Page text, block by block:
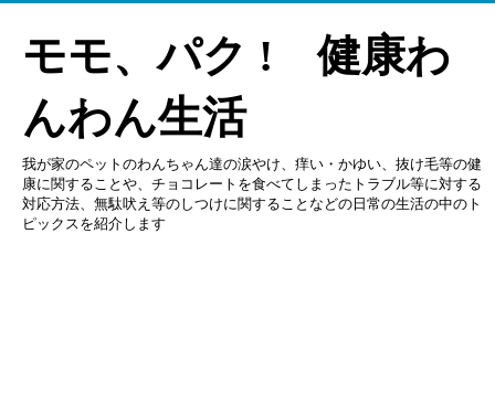
モモ、パク ! 健康わ
んわん生活
我が家のペットのわんちゃん達の涙やけ、痒い・かゆい、抜け毛等の健
康に関することや、チョコレートを食べてしまったトラブル等に対する
対応方法、無駄吠え等のしつけに関することなどの日常の生活の中のト
ピックスを紹介します